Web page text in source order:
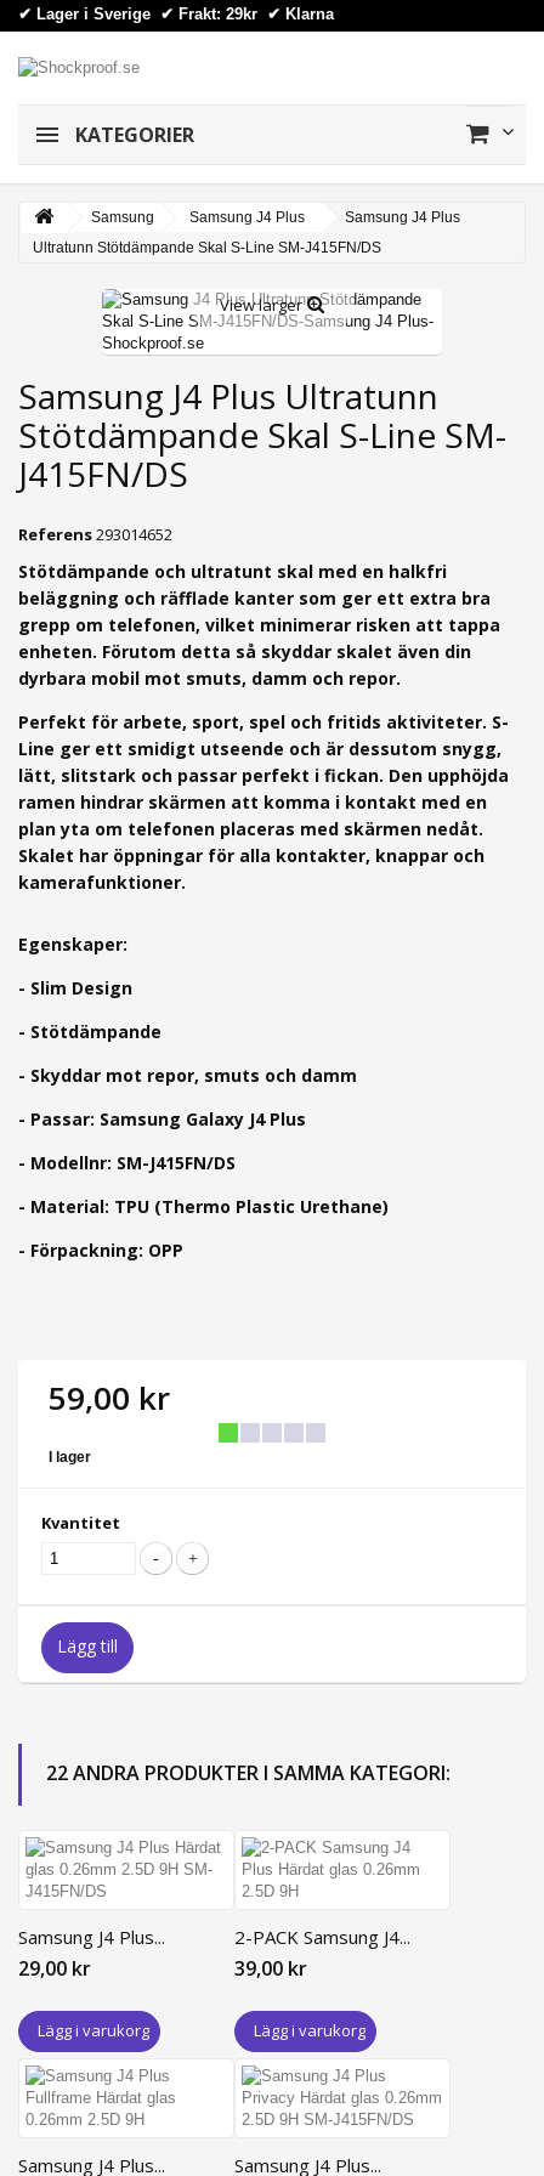
✔ Lager i Sverige ✔ Frakt: 29kr ✔ Klarna
KATEGORIER
Samsung Samsung J4 Plus
Samsung J4 Plus
Ultratunn Stötdämpande Skal S-Line SM-J415FN/DS
View larger
Samsung J4 Plus Ultratunn
Stötdämpande Skal S-Line SM-
J415FN/DS
Referens293014652
Stötdämpande och ultratunt skal med en halkfri
beläggning och räfflade kanter som ger ett extra bra
grepp om telefonen, vilket minimerar risken att tappa
enheten. Förutom detta så skyddar skalet även din
dyrbara mobil mot smuts, damm och repor.
Perfekt för arbete, sport, spel och fritids aktiviteter. S-
Line ger ett smidigt utseende och är dessutom snygg,
lätt, slitstark och passar perfekt i fickan. Den upphöjda
ramen hindrar skärmen att komma i kontakt med en
plan yta om telefonen placeras med skärmen nedåt.
Skalet har öppningar för alla kontakter, knappar och
kamerafunktioner.
Egenskaper:
- Slim Design
- Stötdämpande
- Skyddar mot repor, smuts och damm
- Passar: Samsung Galaxy J4 Plus
- Modellnr: SM-J415FN/DS
- Material: TPU (Thermo Plastic Urethane)
- Förpackning: OPP
59,00 kr
I lager
Kvantitet
Lägg till
22 ANDRA PRODUKTER I SAMMA KATEGORI:
Samsung J4 Plus...
29,00 kr
Lägg i varukorg
2-PACK Samsung J4...
39,00 kr
Lägg i varukorg
Samsung J4 Plus... Samsung J4 Plus...